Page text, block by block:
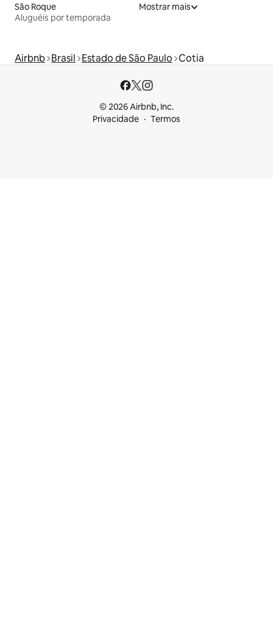
São Roque
Aluguéis por temporada
Mostrar mais
Airbnb Brasil Estado de São Paulo Cotia
© 2026 Airbnb, Inc.
Privacidade
Termos